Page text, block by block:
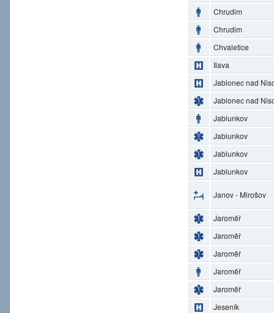
Chrudim
Chrudim
Chvaletice
Ilava
Jablonec nad
Jablonec nad
Jablunkov
Jablunkov
Jablunkov
Jablunkov
Janov - Mirošov
Jaroměř
Jaroměř
Jaroměř
Jaroměř
Jaroměř
Jeseník